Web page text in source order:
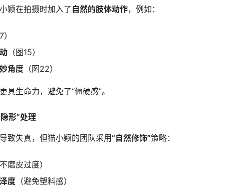
颖在拍摄时加入了自然的肢体动作，例如：
）
（图15）
角度 （图22）
具生命力，避免了“僵硬感”。
形”处理
致失真，但猫小颖的团队采用“自然修饰”策略：
不磨皮过度）
度 （避免塑料感）